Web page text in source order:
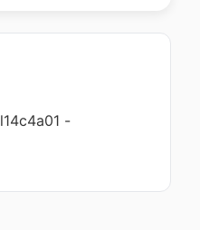
l14c4a01 -